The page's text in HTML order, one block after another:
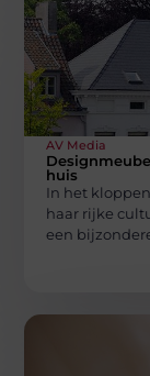
AV Media
huis
In het
haar rijke
een